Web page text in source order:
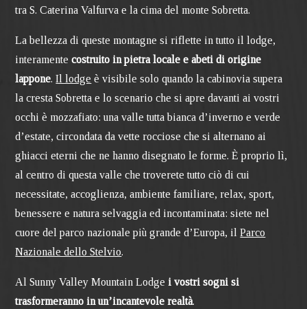
tra S. Caterina Valfurva e la cima del monte Sobretta.
La bellezza di queste montagne si riflette in tutto il lodge,
interamentecostruito in pietra locale e abeti di origine
lappone.Il lodge è visibile solo quando la cabinovia supera
la cresta Sobretta e lo scenario che si apre davanti ai vostri
occhi è mozzafiato: una valle tutta bianca d’inverno e verde
d’estate, circondata da vette rocciose che si alternano ai
ghiacci eterni che ne hanno disegnato le forme. È proprio lì,
al centro di questa valle che troverete tutto ciò di cui
necessitate, accoglienza, ambiente familiare, relax, sport,
benessere e natura selvaggia ed incontaminata: siete nel
cuore del parco nazionale più grande d’Europa, ilParco
Nazionale dello Stelvio.
Al Sunny Valley Mountain Lodge i vostri sogni si
trasformeranno in un’incantevole realtà.